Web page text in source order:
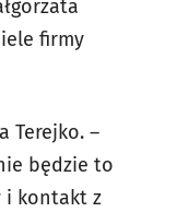
firmy
Terejko. –
będzie to
i kontakt z